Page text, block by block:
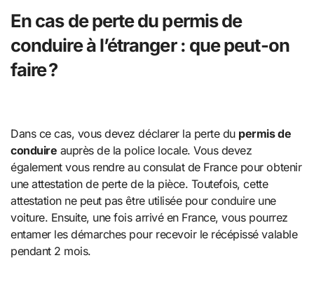
En cas de perte du permis de
conduire à l’étranger : que peut-on
faire ?
Dans ce cas, vous devez déclarer la perte du permis de
conduire auprès de la police locale. Vous devez
également vous rendre au consulat de France pour obtenir
une attestation de perte de la pièce. Toutefois, cette
attestation ne peut pas être utilisée pour conduire une
voiture. Ensuite, une fois arrivé en France, vous pourrez
entamer les démarches pour recevoir le récépissé valable
pendant 2 mois.